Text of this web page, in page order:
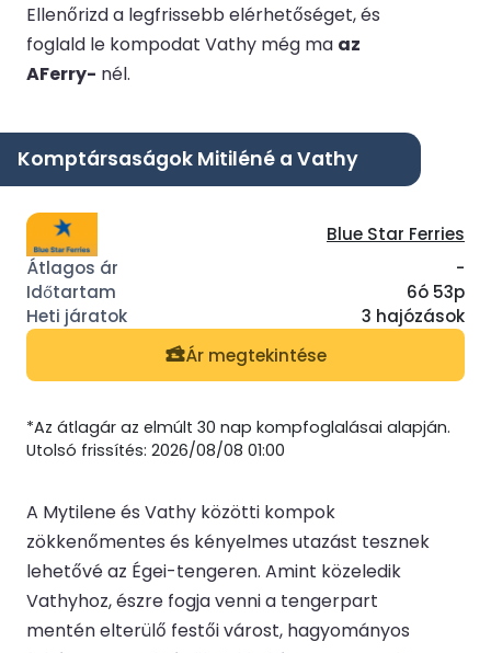
Ellenőrizd a legfrissebb elérhetőséget, és
foglald le kompodat Vathy még ma az
AFerry- nél.
Komptársaságok Mitiléné a Vathy
Blue Star Ferries
-
6ó 53p
3 hajózások
Ár megtekintése
*Az átlagár az elmúlt 30 nap kompfoglalásai alapján.
Utolsó frissítés: 2026/08/08 01:00
A Mytilene és Vathy közötti kompok
zökkenőmentes és kényelmes utazást tesznek
lehetővé az Égei-tengeren. Amint közeledik
Vathyhoz, észre fogja venni a tengerpart
mentén elterülő festői várost, hagyományos